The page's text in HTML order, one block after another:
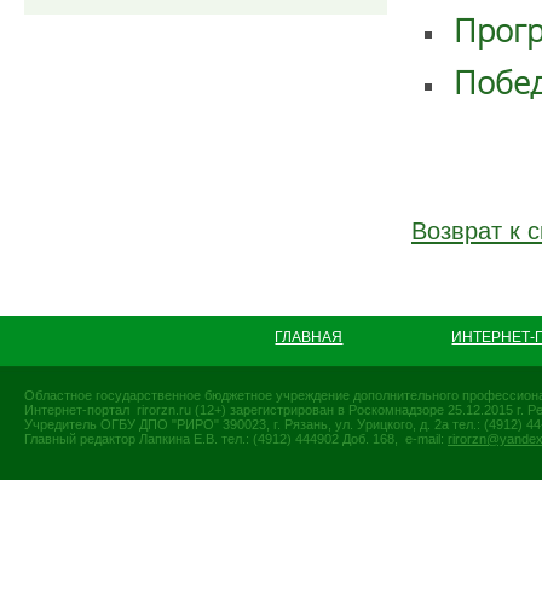
Возврат к
ГЛАВНАЯ
Областное государственное бюджетное учреждение дополнительного
Интернет-портал rirorzn.ru (12+) зарегистрирован в Роскомнадзоре 25.12.2015
Учредитель ОГБУ ДПО "РИРО" 390023, г. Рязань, ул. Урицкого, д. 2а тел.: (4912)
Главный редактор Лапкина Е.В. тел.: (4912) 444902 Доб. 168, e-mail: